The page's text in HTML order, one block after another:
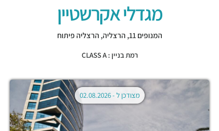
מגדלי אקרשטיין
המנופים 11, הרצליה, הרצליה פיתוח
רמת בניין : CLASS A
מצודכן ל -02.08.2026